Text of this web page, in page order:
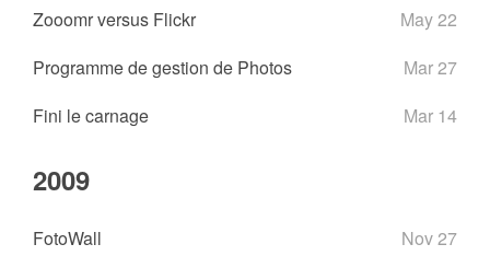
Zooomr versus Flickr
May 22
Programme de gestion de Photos
Mar 27
Fini le carnage
Mar 14
2009
FotoWall
Nov 27